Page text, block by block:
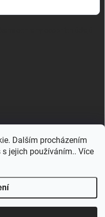
Dalším procházením
jejich používáním.. Více
práva vyhrazena.Upravit